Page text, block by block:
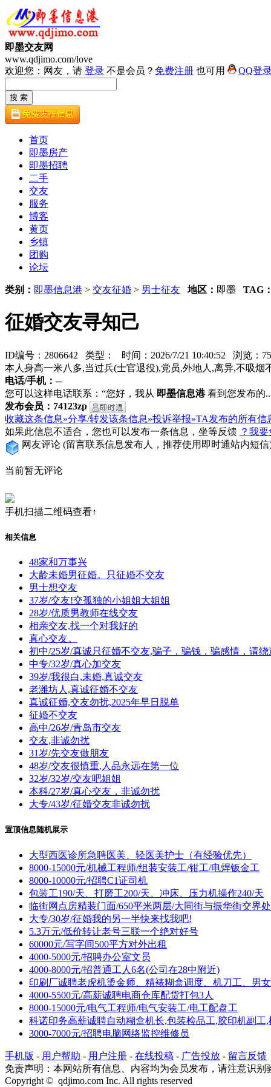
即墨交友网
www.qdjimo.com/love
欢迎您：网友，请 登录 不是会员？ 免费注册 也可用 QQ登
首页
即墨房产
即墨招聘
二手
交友
服务
博客
黄页
乡镇
团购
论坛
类别： 即墨信息港 > 交友征婚 > 男士征友 地区： 即墨 TAG：
征婚交友寻知己
ID编号：2806642 类型： 时间：2026/7/21 10:40:52 浏览：
本人身高一米八多,当过兵(士官退役),党员,外地人,离异,不吸
电话/手机： --
您可以这样电话联系：“您好，我从 即墨信息港看到您发布的
发布会员：74123zp
收藏这条信息»分享/转发该条信息»投诉举报»TA发布的所有信
如果此信息不适合，您也可以发布一条信息，坐等反馈 ？我
网友评论 (留言联系信息发布人，推荐使用即时通站内短信
当前暂无评论
手机扫描二维码查看↑
相关信息
48家和万事兴
大龄未婚男征婚。只征婚不交友
男士想交友
37岁/交友!交孤独的小姐姐大姐姐
28岁/优质男教师在线交友
相亲交友,找一个对我好的
真心交友。
初中/25岁/真诚只征婚不交友,骗子，骗钱，骗感情，请绕
中专/32岁/真心加交友
39岁/我很白,未婚,真诚交友
老潍坊人,真诚征婚不交友
真诚征婚,交友勿扰,2025年早日脱单
征婚不交友
高中/26岁/青岛市交友
交友,非诚勿扰
31岁/先交友做朋友
48岁/交友很慎重,人品永远在第一位
32岁/32岁/交友吧姐姐
本科/27岁/真心交友，非诚勿扰
大专/43岁/征婚交友非诚勿扰
置顶信息随机展示
大型西医诊所急聘医美、轻医美护士（有经验优先）
8000-15000元/机械工程师/组装安装工/钳工/电焊钣金工
8000-10000元/招聘C1证司机
包装工190/天、打磨工200/天、冲床、压力机操作240/天
临街网点房精装门面/650平米两层/大同街与振华街交界
大专/30岁/征婚我的另一半快来找我吧!
5.3万元/低价转让老号三联一个绝对好号
60000元/写字间500平方对外出租
4000-5000元/招聘办公室文员
4000-8000元/招普通工人6名(公司在28中附近)
印刷厂诚聘老虎机烫金师、精裱糊盒调度、机刀工、男
4000-5500元/高薪诚聘电商仓库配货打包3人
8000-15000元/电气工程师/电气安装工/电工配盘工
科诺印务高薪诚聘自动糊盒机长,包装检品工,胶印机副工
3000-7000元/招聘电脑网络监控维修员
手机版 - 用户帮助 - 用户注册 - 在线投稿 - 广告投放 - 留言反馈
免责声明：本网站所有信息、内容均为会员发布，请注意识
Copyright © qdjimo.com Inc. All rights reserved